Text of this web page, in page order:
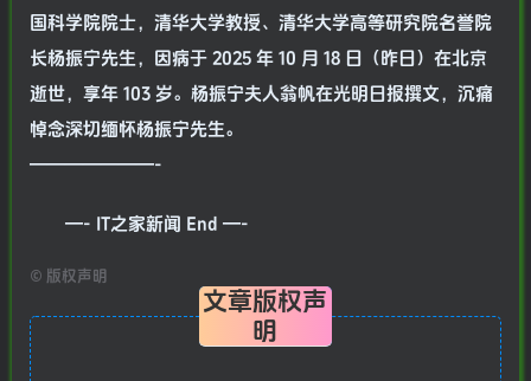
国科学院院士，清华大学教授、清华大学高等研究院名誉院
长杨振宁先生，因病于 2025 年 10 月 18 日（昨日）在北京
逝世，享年 103 岁。杨振宁夫人翁帆在光明日报撰文，沉痛
悼念深切缅怀杨振宁先生。
———————-
—- IT之家新闻 End —-
© 版权声明
文章版权声
明